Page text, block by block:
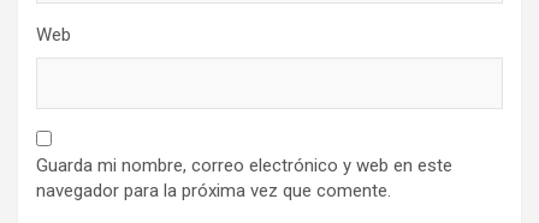
Web
Guarda mi nombre, correo electrónico y web en este
navegador para la próxima vez que comente.